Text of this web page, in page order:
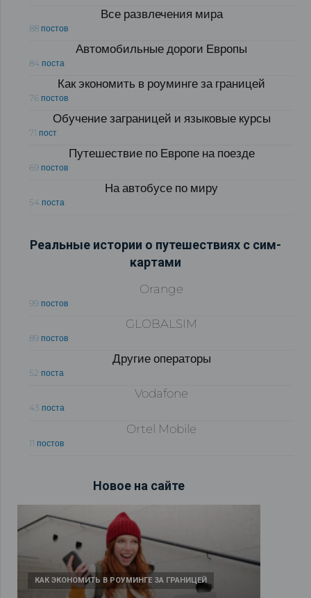
Все развлечения мира
88 постов
Автомобильные дороги Европы
84 поста
Как экономить в роуминге за границей
76 постов
Обучение заграницей и языковые курсы
71 пост
Путешествие по Европе на поезде
69 постов
На автобусе по миру
54 поста
Реальные истории о путешествиях с сим-
картами
Orange
99 постов
GLOBALSIM
89 постов
Другие операторы
52 поста
Vodafone
43 поста
Ortel Mobile
11 постов
Новое на сайте
КАК ЭКОНОМИТЬ В РОУМИНГЕ ЗА ГРАНИЦЕЙ